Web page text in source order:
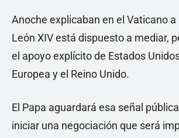
Anoche explicaban en el Vaticano
León XIV está dispuesto a mediar,
el apoyo explícito de Estados
Europea y el Reino Unido.
El Papa aguardará esa señal
iniciar una negociación que será